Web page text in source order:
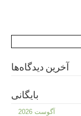
آخرین دیدگاه‌ها
بایگانی
آگوست 2026